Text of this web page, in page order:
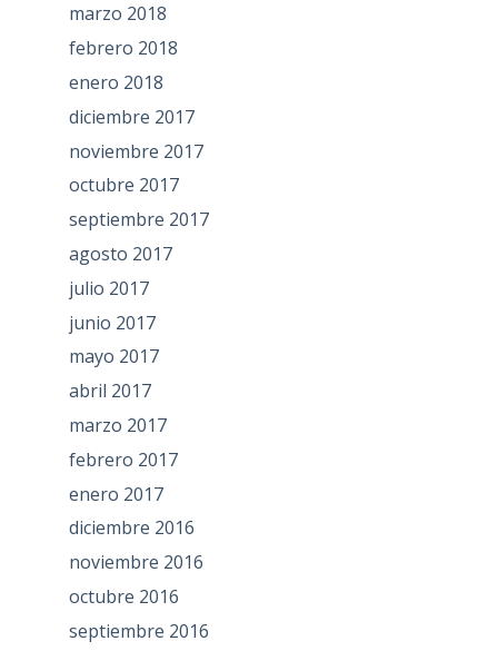
marzo 2018
febrero 2018
enero 2018
diciembre 2017
noviembre 2017
octubre 2017
septiembre 2017
agosto 2017
julio 2017
junio 2017
mayo 2017
abril 2017
marzo 2017
febrero 2017
enero 2017
diciembre 2016
noviembre 2016
octubre 2016
septiembre 2016